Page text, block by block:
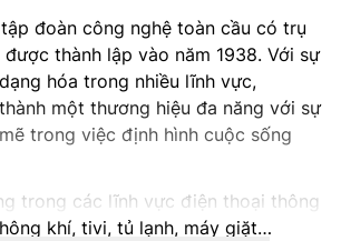
đoàn công nghệ toàn cầu có trụ
được thành lập vào năm 1938. Với sự
hóa trong nhiều lĩnh vực,
một thương hiệu đa năng với sự
trong việc định hình cuộc sống
trong các lĩnh vực điện thoại thông
khí, tivi, tủ lạnh, máy giặt…